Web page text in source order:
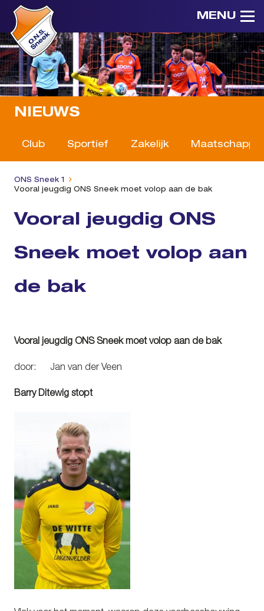
MENU
NIEUWS
Club Sportief Zakelijk
ONS Sneek 1
Vooral jeugdig ONS Sneek moet volop aan de bak
Vooral jeugdig ONS
Sneek moet volop aan
de bak
Vooral jeugdig ONS Sneek moet volop aan de bak
door: Jan van der Veen
Barry Ditewig stopt